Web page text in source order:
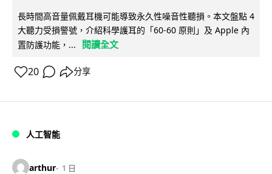
長時間高音量佩戴耳機可能導致永久性噪音性聽損。本文盤點 4
大聽力受損警號，介紹科學護耳的「60-60 原則」及 Apple 內
置防護功能，...
閱讀全文
20 分享
人工智能
arthur 1 日